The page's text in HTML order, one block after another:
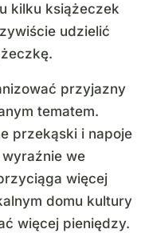
kilku książeczek
udzielić
przyjazny
tematem.
przekąski i napoje
we
więcej
domu kultury
więcej pieniędzy.